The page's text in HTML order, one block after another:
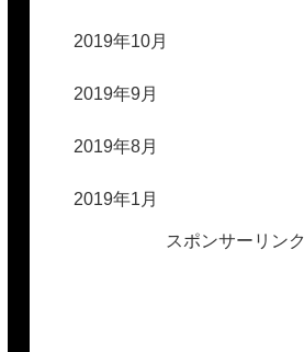
2019年10月
2019年9月
2019年8月
2019年1月
スポンサーリンク